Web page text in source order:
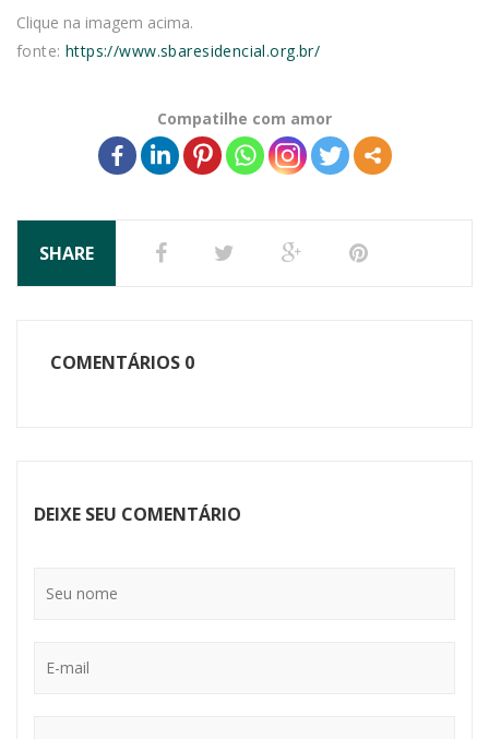
Clique na imagem acima.
fonte: https://www.sbaresidencial.org.br/
Compatilhe com amor
SHARE
COMENTÁRIOS 0
DEIXE SEU COMENTÁRIO